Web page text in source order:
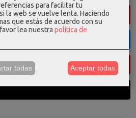
para facilitar tu
la web se vuelve lenta. Haciendo
que estás de acuerdo con su
lea nuestra política de
todas Aceptar todas